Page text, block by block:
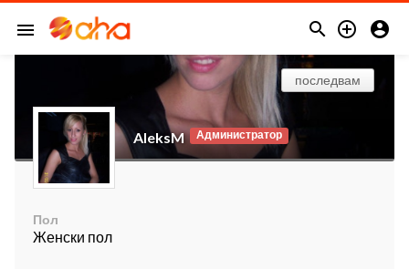
menu   
AleksM Администратор
последвам
Пол
Женски пол